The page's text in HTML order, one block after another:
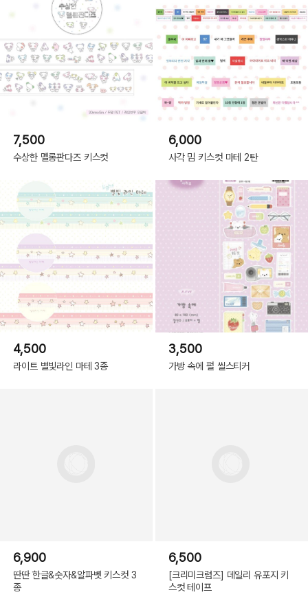
7,500
수상한 멜롱판다즈 키스컷
6,000
사각 밈 키스컷 마테 2탄
4,500
라이트 별빛라인 마테 3종
3,500
가방 속에 펄 씰스티커
6,900
딴딴 한글&숫자&알파벳 키스컷 3
종
6,500
[크리미크럼즈] 데일리 유포지 키
스컷 테이프